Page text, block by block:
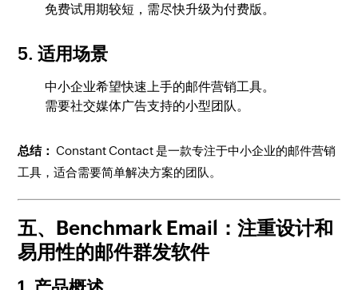
免费试用期较短，需尽快升级为付费版。
5. 适用场景
中小企业希望快速上手的邮件营销工具。
需要社交媒体广告支持的小型团队。
总结： Constant Contact 是一款专注于中小企业的邮件营销
工具，适合需要简单解决方案的团队。
五、Benchmark Email：注重设计和
易用性的邮件群发软件